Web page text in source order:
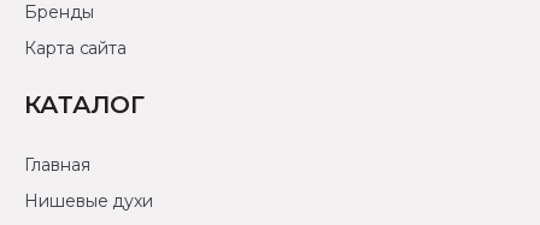
Бренды
Карта сайта
КАТАЛОГ
Главная
Нишевые духи